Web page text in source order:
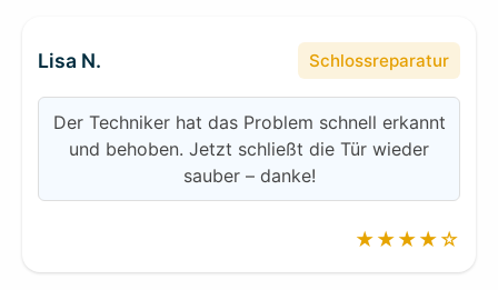
Lisa N. Schlossreparatur
Der Techniker hat das Problem schnell erkannt
und behoben. Jetzt schließt die Tür wieder
sauber – danke!
★★★★☆